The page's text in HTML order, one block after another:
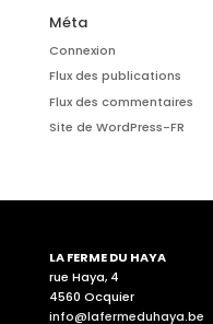
Méta
Connexion
Flux des publications
Flux des commentaires
Site de WordPress-FR
LA FERME DU HAYA
rue Haya, 4
4560 Ocquier
info@lafermeduhaya.be